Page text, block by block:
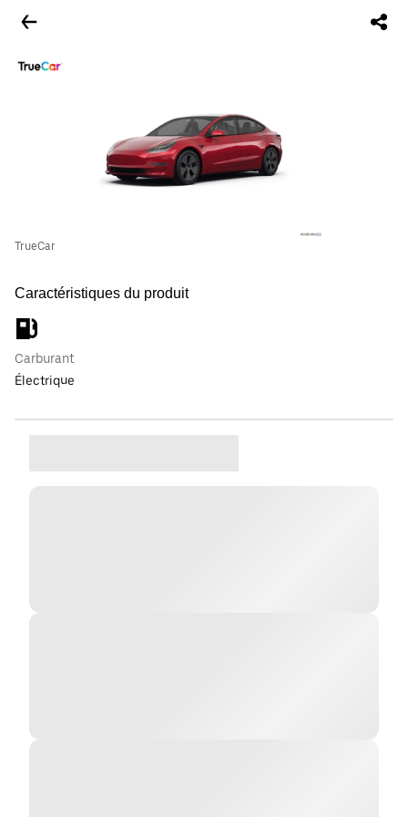
TrueCar
Caractéristiques du produit
Carburant
Électrique